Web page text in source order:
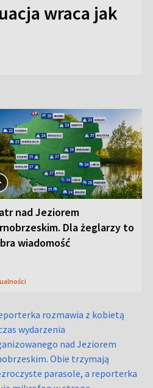
wraca jak
nad Jeziorem
Dla żeglarzy to
wiadomość